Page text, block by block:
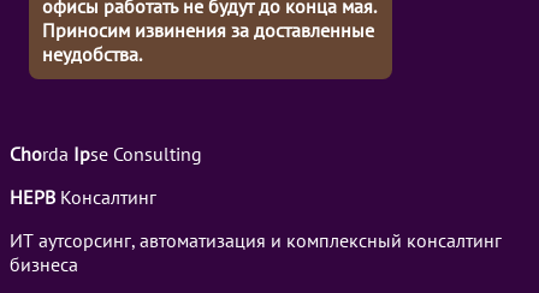
офисы работать не будут до конца мая.
Приносим извинения за доставленные
неудобства.
Chorda Ipse Consulting
НЕРВ Консалтинг
ИТ аутсорсинг, автоматизация и комплексный консалтинг
бизнеса